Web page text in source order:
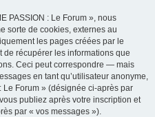
PASSION : Le Forum », nous
sorte de cookies, externes au
les pages créées par le
de récupérer les informations que
Ceci peut correspondre — mais
en tant qu’utilisateur anonyme,
Le Forum » (désignée ci-après par
publiez après votre inscription et
par « vos messages »).